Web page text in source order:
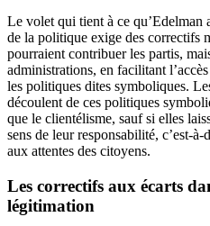
Le volet qui tient à ce qu’Edelman
de la politique exige des correctifs
pourraient contribuer les partis,
administrations, en facilitant
les politiques dites symboliques.
découlent de ces politiques
que le clientélisme, sauf si elles
sens de leur responsabilité, c’est-
aux attentes des citoyens.
Les correctifs aux écarts
légitimation